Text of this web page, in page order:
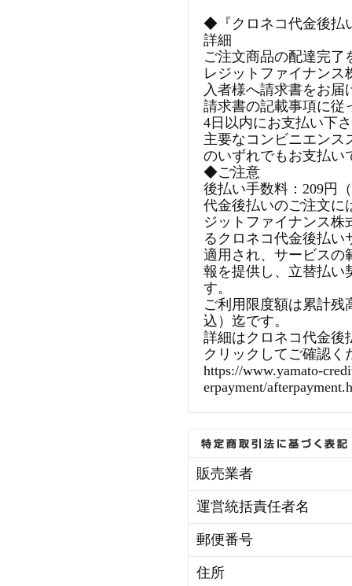
◆『クロネコ代金後払
詳細
ご注文商品の配達完了
レジットファイナンス
入者様へ請求書をお届
請求書の記載事項に従
4日以内にお支払い下
主要なコンビニエンス
のいずれでもお支払い
◆ご注意
後払い手数料：209円
代金後払いのご注文に
ジットファイナンス株
るクロネコ代金後払い
適用され、サービスの
報を提供し、立替払い
す。
ご利用限度額は累計残
込）迄です。
詳細はクロネコ代金後
クリックしてご確認く
https://www.yamato-
erpayment/
販売業者
運営統括責任者名
郵便番号
住所